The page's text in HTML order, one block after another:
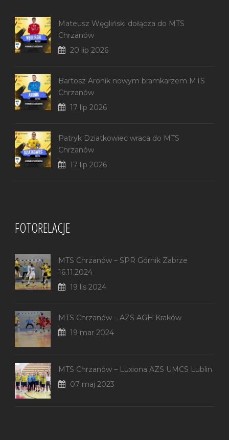
Mateusz Węgliński dołącza do MTS
Chrzanów
20 lip 2026
Bartosz Aronik nowym bramkarzem MTS
Chrzanów
17 lip 2026
Patryk Dziatkowiec wraca do MTS
Chrzanów
17 lip 2026
FOTORELACJE
MTS Chrzanów – SPR Górnik Zabrze
16.11.2024
19 lis 2024
MTS Chrzanów – AZS AGH Kraków
19 mar 2024
MTS Chrzanów – Luxiona AZS UMCS Lublin
07 maj 2023